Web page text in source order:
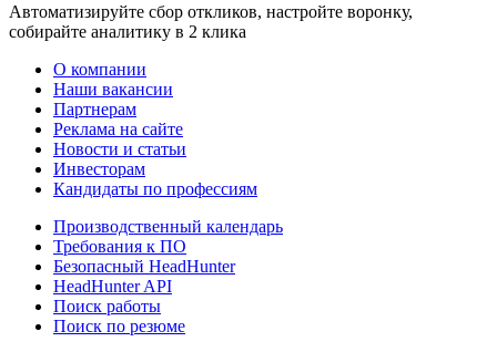
Автоматизируйте сбор откликов, настройте воронку,
собирайте аналитику в 2 клика
О компании
Наши вакансии
Партнерам
Реклама на сайте
Новости и статьи
Инвесторам
Кандидаты по профессиям
Производственный календарь
Требования к ПО
Безопасный HeadHunter
HeadHunter API
Поиск работы
Поиск по резюме